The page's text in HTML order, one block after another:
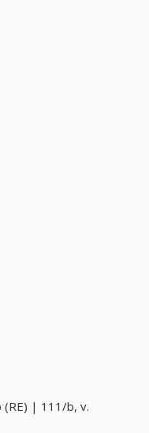
(RE) | 111/b, v.